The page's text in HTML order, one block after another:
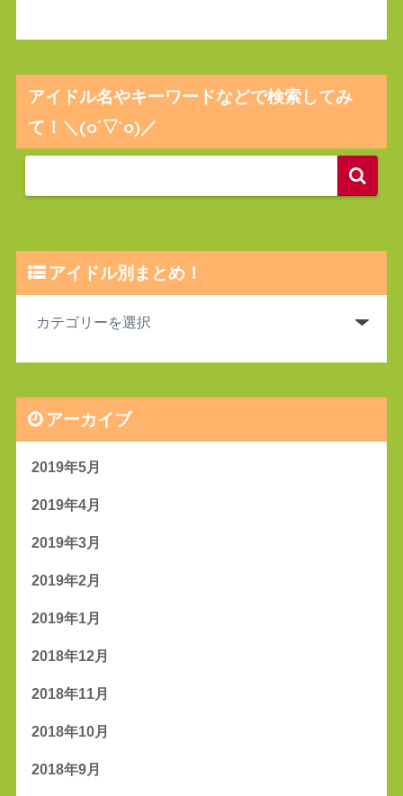
アイドル名やキーワードなどで検索してみ
て！＼(o´▽`o)／
アイドル別まとめ！
アーカイブ
2019年5月
2019年4月
2019年3月
2019年2月
2019年1月
2018年12月
2018年11月
2018年10月
2018年9月